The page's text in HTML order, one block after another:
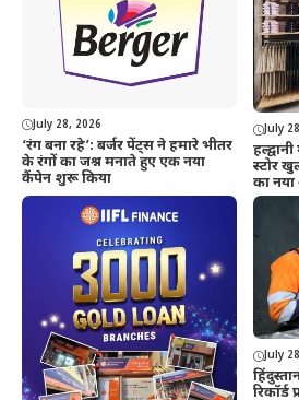
July 28, 2026
‘रंग बना रहे’: बर्जर पेंट्स ने हमारे भीतर
के रंगों का जश्न मनाते हुए एक नया
कैंपेन शुरू किया
July
स्टोर
का
July